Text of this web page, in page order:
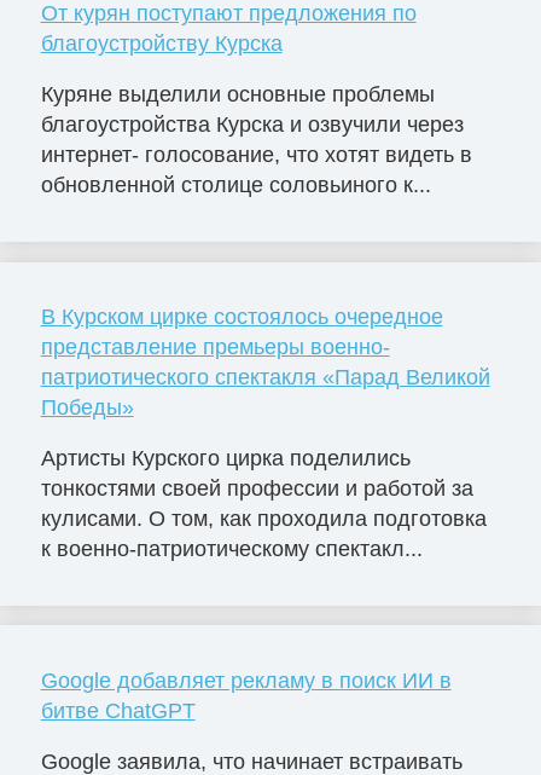
От курян поступают предложения по
благоустройству Курска
Куряне выделили основные проблемы
благоустройства Курска и озвучили через
интернет- голосование, что хотят видеть в
обновленной столице соловьиного к...
В Курском цирке состоялось очередное
представление премьеры военно-
патриотического спектакля «Парад Великой
Победы»
Артисты Курского цирка поделились
тонкостями своей профессии и работой за
кулисами. О том, как проходила подготовка
к военно-патриотическому спектакл...
Google добавляет рекламу в поиск ИИ в
битве ChatGPT
Google заявила, что начинает встраивать